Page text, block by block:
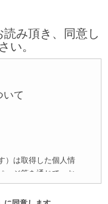
読み頂き、同意し
い。
て
）は取得した個人情
ージ等を通じて、お
番号・住所・職業等
個人情報の利用、提